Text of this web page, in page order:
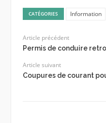
CATÉGORIES Information
Article précédent
Permis de conduire
Article suivant
Coupures de courant